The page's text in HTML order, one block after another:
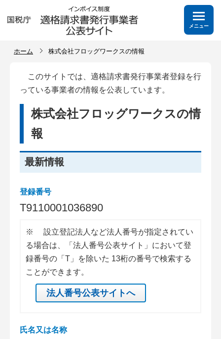
メニュー
ホーム 株式会社フロッグワークスの情報
このサイトでは、適格請求書発行事業者登録を行
っている事業者の情報を公表しています。
株式会社フロッグワークスの情
報
最新情報
登録番号
T9110001036890
※
設立登記法人など法人番号が指定されてい
る場合は、「法人番号公表サイト」において登
録番号の「T」を除いた 13桁の番号で検索する
ことができます。
法人番号公表サイトへ
氏名又は名称